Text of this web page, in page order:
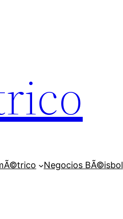
Negocios BÃ©isbol